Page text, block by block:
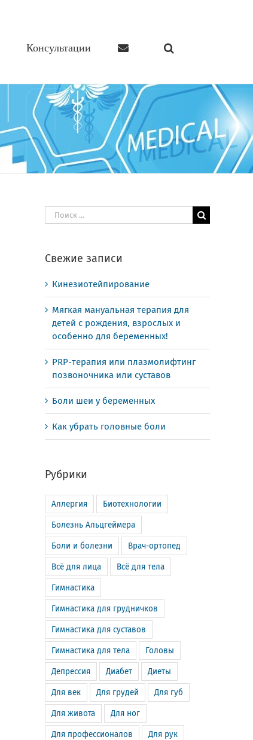
Консультации
Результат
поиска:
Свежие записи
Кинезиотейпирование
Мягкая мануальная терапия для
детей с рождения, взрослых и
особенно для беременных!
PRP-терапия или плазмолифтинг
позвоночника или суставов
Боли шеи у беременных
Как убрать головные боли
Рубрики
Аллергия Биотехнологии
Болезнь Альцгеймера
Боли и болезни Врач-ортопед
Всё для лица Всё для тела
Гимнастика
Гимнастика для грудничков
Гимнастика для суставов
Гимнастика для тела Головы
Депрессия Диабет Диеты
Для век Для грудей Для губ
Для живота Для ног
Для профессионалов Для рук